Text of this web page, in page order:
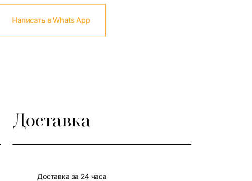
Написать в Whats App
Доставка
Доставка за 24 часа